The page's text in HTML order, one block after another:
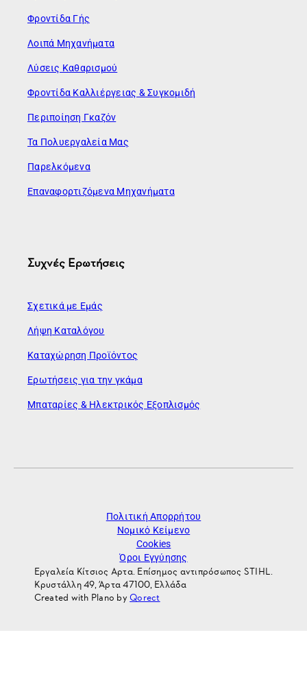
Φροντίδα Γής
Λοιπά Μηχανήματα
Λύσεις Καθαρισμού
Φροντίδα Καλλιέργειας & Συγκομιδή
Περιποίηση Γκαζόν
Τα Πολυεργαλεία Μας
Παρελκόμενα
Επαναφορτιζόμενα Μηχανήματα
Συχνές Ερωτήσεις
Σχετικά με Εμάς
Λήψη Καταλόγου
Καταχώρηση Προϊόντος
Ερωτήσεις για την γκάμα
Μπαταρίες & Ηλεκτρικός Εξοπλισμός
Πολιτική Απορρήτου
Νομικό Κείμενο
Cookies
Όροι Εγγύησης
Εργαλεία Κίτσιος Αρτα. Επίσημος αντιπρόσωπος STIHL.
Κρυστάλλη 49, Άρτα 47100, Ελλάδα
Created with Plano byQorect